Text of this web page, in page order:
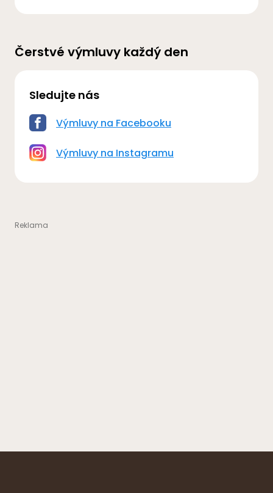
Čerstvé výmluvy každý den
Sledujte nás
Výmluvy na Facebooku
Výmluvy na Instagramu